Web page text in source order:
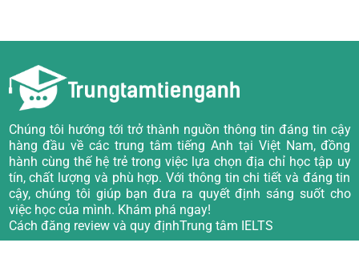
Chúng tôi hướng tới trở thành nguồn thông tin đáng tin cậy
hàng đầu về các trung tâm tiếng Anh tại Việt Nam, đồng
hành cùng thế hệ trẻ trong việc lựa chọn địa chỉ học tập uy
tín, chất lượng và phù hợp. Với thông tin chi tiết và đáng tin
cậy, chúng tôi giúp bạn đưa ra quyết định sáng suốt cho
việc học của mình. Khám phá ngay!
Cách đăng review và quy địnhTrung tâm IELTS